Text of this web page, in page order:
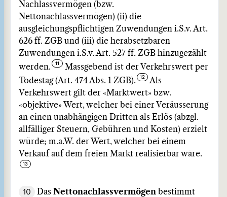
Nachlassvermögen (bzw.
Nettonachlassvermögen) (ii) die
ausgleichungspflichtigen Zuwendungen i.S.v. Art.
626 ff. ZGB und (iii) die herabsetzbaren
Zuwendungen i.S.v. Art. 527 ff. ZGB hinzugezählt
werden.
Massgebend ist der Verkehrswert per
Todestag (Art. 474 Abs. 1 ZGB).
Als
Verkehrswert gilt der «Marktwert» bzw.
«objektive» Wert, welcher bei einer Veräusserung
an einen unabhängigen Dritten als Erlös (abzgl.
allfälliger Steuern, Gebühren und Kosten) erzielt
würde; m.a.W. der Wert, welcher bei einem
Verkauf auf dem freien Markt realisierbar wäre.
10 Das Nettonachlassvermögen bestimmt